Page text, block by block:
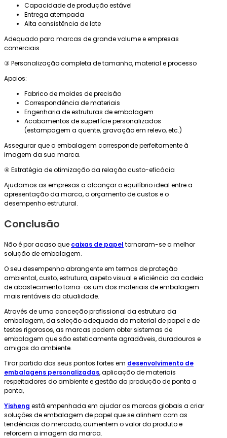
Capacidade de produção estável
Entrega atempada
Alta consistência de lote
Adequado para marcas de grande volume e empresas
comerciais.
③ Personalização completa de tamanho, material e processo
Apoios:
Fabrico de moldes de precisão
Correspondência de materiais
Engenharia de estruturas de embalagem
Acabamentos de superfície personalizados
(estampagem a quente, gravação em relevo, etc.)
Assegurar que a embalagem corresponde perfeitamente à
imagem da sua marca.
④ Estratégia de otimização da relação custo-eficácia
Ajudamos as empresas a alcançar o equilíbrio ideal entre a
apresentação da marca, o orçamento de custos e o
desempenho estrutural.
Conclusão
Não é por acaso que caixas de papel tornaram-se a melhor
solução de embalagem.
O seu desempenho abrangente em termos de proteção
ambiental, custo, estrutura, aspeto visual e eficiência da cadeia
de abastecimento torna-os um dos materiais de embalagem
mais rentáveis da atualidade.
Através de uma conceção profissional da estrutura da
embalagem, da seleção adequada do material de papel e de
testes rigorosos, as marcas podem obter sistemas de
embalagem que são esteticamente agradáveis, duradouros e
amigos do ambiente.
Tirar partido dos seus pontos fortes em desenvolvimento de
embalagens personalizadas, aplicação de materiais
respeitadores do ambiente e gestão da produção de ponta a
ponta,
Yisheng está empenhada em ajudar as marcas globais a criar
soluções de embalagem de papel que se alinhem com as
tendências do mercado, aumentem o valor do produto e
reforcem a imagem da marca.